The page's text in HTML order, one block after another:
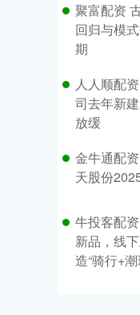
聚富配资
回归与模
期
人人顺配
司去年新
放缓
金牛通配
天股份
牛投客配
新品，线
造“骑行+